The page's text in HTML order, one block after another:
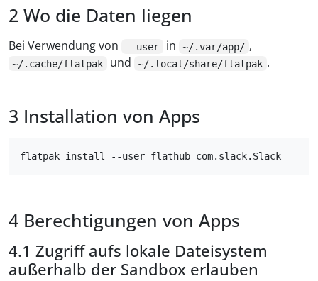
Wo die Daten liegen
Bei Verwendung von --user in ~/.var/app/ ,
~/.cache/flatpak und ~/.local/share/flatpak .
Installation von Apps
Berechtigungen von Apps
Zugriff aufs lokale Dateisystem
außerhalb der Sandbox erlauben